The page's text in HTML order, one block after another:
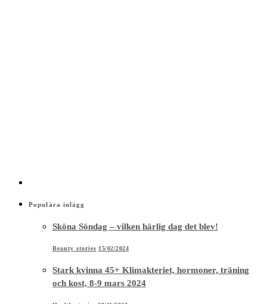
Populära inlägg
Sköna Söndag – vilken härlig dag det blev!
Beauty stories 15/02/2024
Stark kvinna 45+ Klimakteriet, hormoner, träning
och kost, 8-9 mars 2024